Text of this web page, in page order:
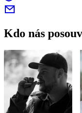
Kdo nás